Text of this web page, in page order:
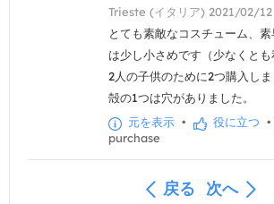
Trieste (イタリア) 2021/02/12
とても素敵なコスチューム、
は少し小さめです（少なくとも
2人の子供のために2つ購入し
殻の1つは穴がありました。
元を表示 • 役に立つ •
purchase
戻る 次へ